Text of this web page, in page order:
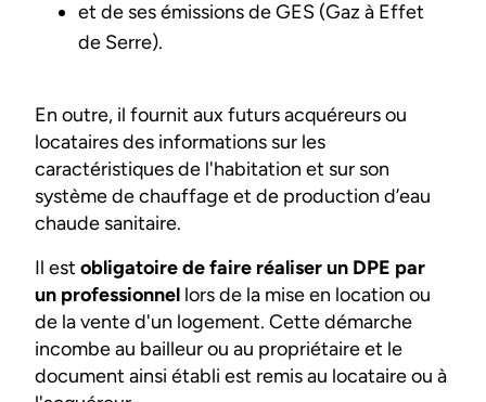
et de ses émissions de GES (Gaz à Effet
de Serre).
En outre, il fournit aux futurs acquéreurs ou
locataires des informations sur les
caractéristiques de l'habitation et sur son
système de chauffage et de production d’eau
chaude sanitaire.
Il est obligatoire de faire réaliser un DPE par
un professionnel lors de la mise en location ou
de la vente d'un logement. Cette démarche
incombe au bailleur ou au propriétaire et le
document ainsi établi est remis au locataire ou à